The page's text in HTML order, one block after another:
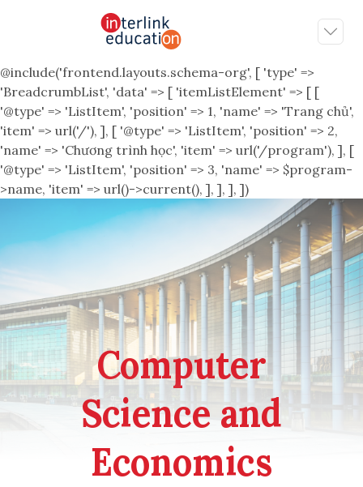
@include('frontend.layouts.schema-org', [ 'type' =>
'BreadcrumbList', 'data' => [ 'itemListElement' => [ [
'@type' => 'ListItem', 'position' => 1, 'name' => 'Trang chủ',
'item' => url('/'), ], [ '@type' => 'ListItem', 'position' => 2,
'name' => 'Chương trình học', 'item' => url('/program'), ], [
'@type' => 'ListItem', 'position' => 3, 'name' => $program-
>name, 'item' => url()->current(), ], ], ], ])
Computer
Science and
Economics